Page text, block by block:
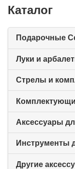
Каталог
Подарочные
Луки и
Стрелы и
Аксессуары
Инструменты
Другие